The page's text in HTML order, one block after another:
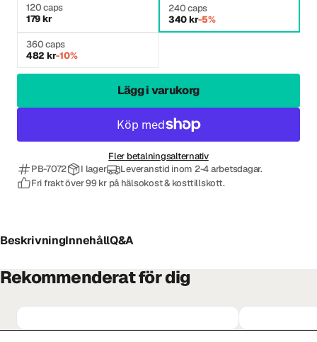
120 caps
179 kr
240 caps
340 kr-5%
360 caps
482 kr-10%
Lägg i varukorg
Fler betalningsalternativ
PB-7072
I lager
Leveranstid inom 2-4 arbetsdagar.
Fri frakt över 99 kr på hälsokost & kosttillskott.
BeskrivningInnehållQ&A
Rekommenderat för dig